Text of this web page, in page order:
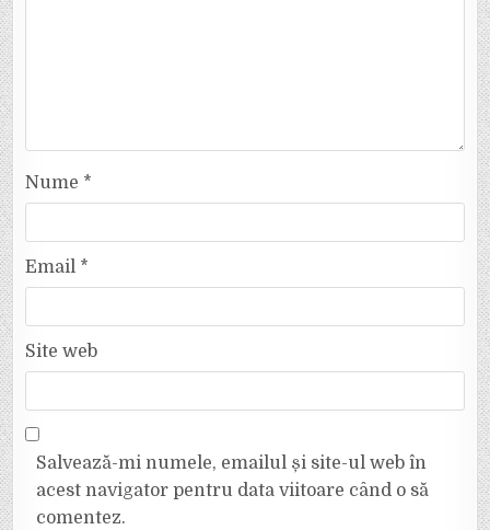
Nume *
Email *
Site web
Salvează-mi numele, emailul și site-ul web în
acest navigator pentru data viitoare când o să
comentez.